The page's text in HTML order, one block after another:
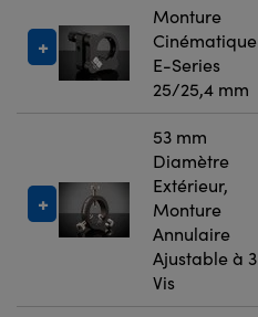
Monture
Cinématique
E-Series
25/25,4 mm
53 mm
Diamètre
Extérieur,
Monture
Annulaire
Ajustable à 3
Vis